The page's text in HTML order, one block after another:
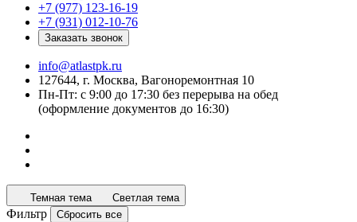
+7 (977) 123-16-19
+7 (931) 012-10-76
Заказать звонок
info@atlastpk.ru
127644, г. Москва, Вагоноремонтная 10
Пн-Пт: с 9:00 до 17:30 без перерыва на обед
(оформление документов до 16:30)
Темная тема Светлая тема
Фильтр Сбросить все